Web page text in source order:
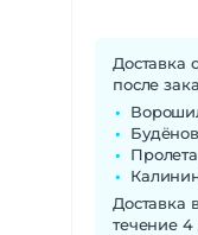
Доставка
после
Доставка
течение 4